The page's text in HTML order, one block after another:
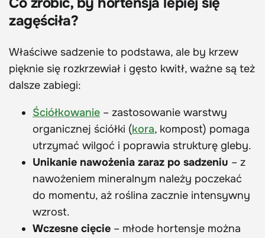
zagęściła?
Właściwe sadzenie to podstawa, ale by krzew
pięknie się rozkrzewiał i gęsto kwitł, ważne są też
dalsze zabiegi:
Ściółkowanie – zastosowanie warstwy
organicznej ściółki (kora, kompost) pomaga
utrzymać wilgoć i poprawia strukturę gleby.
Unikanie nawożenia zaraz po sadzeniu – z
nawożeniem mineralnym należy poczekać
do momentu, aż roślina zacznie intensywny
wzrost.
Wczesne cięcie – młode hortensje można